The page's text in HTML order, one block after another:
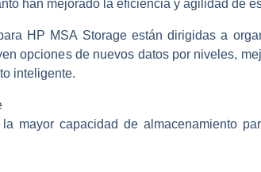
han mejorado la eficiencia y agilidad de
HP MSA Storage están dirigidas a
opciones de nuevos datos por niveles,
inteligente.
mayor capacidad de almacenamiento